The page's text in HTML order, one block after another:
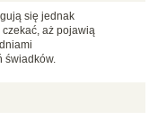
się jednak
aż pojawią
świadków.